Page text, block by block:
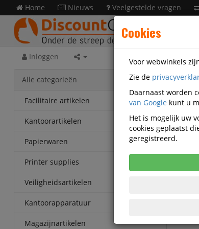
Home Nieuws Veelgestelde vragen
Inloggen
Alle categorieën
Facilitaire artikelen
Kantoorartikelen
Papierwaren
Printer supplies
Veiligheidsartikelen
Kantoorapparatuur
Magazijnartikelen
Cookies
Voor webwinkels
Zie de
Daarnaast worden
van Google kunt u
Het is mogelijk uw
cookies geplaatst
geregistreerd.